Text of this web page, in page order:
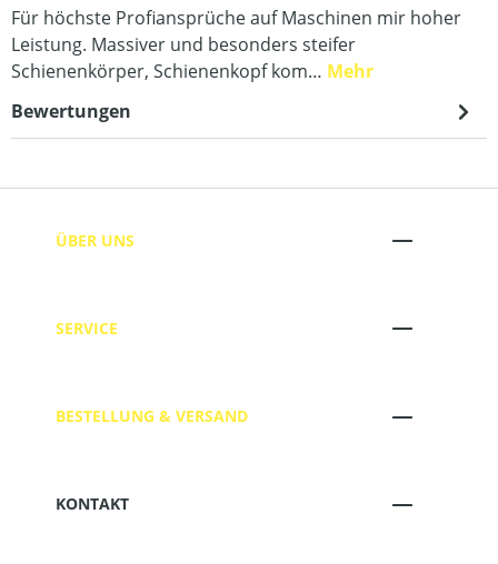
Für höchste Profiansprüche auf Maschinen mir hoher
Leistung. Massiver und besonders steifer
Schienenkörper, Schienenkopf kom… Mehr
Bewertungen
ÜBER UNS
SERVICE
BESTELLUNG & VERSAND
KONTAKT